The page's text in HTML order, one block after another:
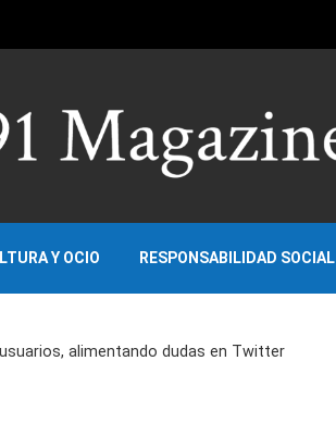
Y OCIO RESPONSABILIDAD SOCIAL
alimentando dudas en Twitter